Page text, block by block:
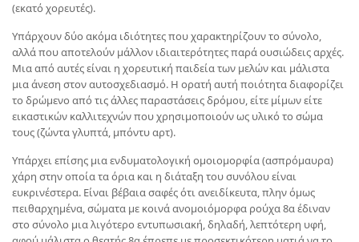
(εκατό χορευτές).
Υπάρχουν δύο ακόμα ιδιότητες που χαρακτηρίζουν το σύνολο,
αλλά που αποτελούν μάλλον ιδιαιτερότητες παρά ουσιώδεις αρχές.
Μια από αυτές είναι η χορευτική παιδεία των μελών και μάλιστα
μια άνεση στον αυτοσχεδιασμό. Η ορατή αυτή ποιότητα διαφορίζει
το δρώμενο από τις άλλες παραστάσεις δρόμου, είτε μίμων είτε
εικαστικών καλλιτεχνών που χρησιμοποιούν ως υλικό το σώμα
τους (ζώντα γλυπτά, μπόντυ αρτ).
Υπάρχει επίσης μια ενδυματολογική ομοιομορφία (ασπρόμαυρα)
χάρη στην οποία τα όρια και η διάταξη του συνόλου είναι
ευκρινέστερα. Είναι βέβαια σαφές ότι ανειδίκευτα, πλην όμως
πειθαρχημένα, σώματα με κοινά ανομοιόμορφα ρούχα 8α έδιναν
στο σύνολο μια λιγότερο εντυπωσιακή, δηλαδή, λεπτότερη υφή,